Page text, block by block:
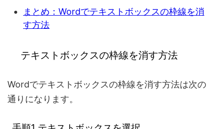
まとめ：Wordでテキストボックスの枠線を消
す方法
テキストボックスの枠線を消す方法
Wordでテキストボックスの枠線を消す方法は次の
通りになります。